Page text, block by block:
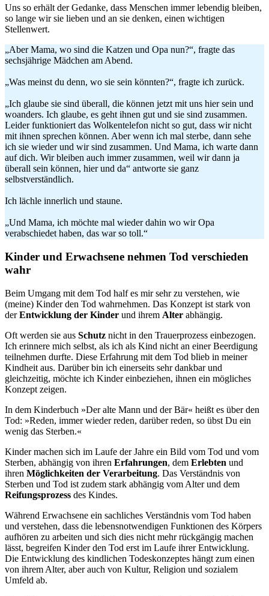
Uns so erhält der Gedanke, dass Menschen immer lebendig bleiben,
so lange wir sie lieben und an sie denken, einen wichtigen
Stellenwert.
„Aber Mama, wo sind die Katzen und Opa nun?“, fragte das
sechsjährige Mädchen am Abend.
„Was meinst du denn, wo sie sein könnten?“, fragte ich zurück.
„Ich glaube sie sind überall, die können jetzt mit uns hier sein und
woanders. Ich glaube, es geht ihnen gut und sie sind zusammen.
Leider funktioniert das Wolkentelefon nicht so gut, dass wir nicht
mit ihnen sprechen können. Aber wenn ich mal sterbe, dann sehe
ich sie wieder und wir sind zusammen. Und Mama, ich warte dann
auf dich. Wir bleiben auch immer zusammen, weil wir dann ja
überall sein können, hier und da“ antworte sie ganz
selbstverständlich.
Ich lächle innerlich und staune.
„Und Mama, ich möchte mal wieder dahin wo wir Opa
verabschiedet haben, das war so toll.“
Kinder und Erwachsene nehmen Tod verschieden
wahr
Beim Umgang mit dem Tod half es mir sehr zu verstehen, wie
(meine) Kinder den Tod wahrnehmen. Das Konzept ist stark von
derEntwicklung der Kinder und ihrem Alter abhängig.
Oft werden sie aus Schutz nicht in den Trauerprozess einbezogen.
Ich erinnere mich selbst, als ich als Kind nicht an einer Beerdigung
teilnehmen durfte. Diese Erfahrung mit dem Tod blieb in meiner
Kindheit aus. Darüber bin ich einerseits sehr dankbar und
gleichzeitig, möchte ich Kinder einbeziehen, ihnen ein mögliches
Konzept zeigen.
In dem Kinderbuch »Der alte Mann und der Bär« heißt es über den
Tod: »Reden, immer wieder reden, darüber reden, so übst Du ein
wenig das Sterben.«
Kinder machen sich im Laufe der Jahre ein Bild vom Tod und vom
Sterben, abhängig von ihren Erfahrungen, dem Erlebten und
ihren Möglichkeiten der Verarbeitung. Das Verständnis von
Sterben und Tod ist zudem stark abhängig vom Alter und dem
Reifungsprozess des Kindes.
Während Erwachsene ein sachliches Verständnis vom Tod haben
und verstehen, dass die lebensnotwendigen Funktionen des Körpers
aufhören zu arbeiten und sich dies nicht mehr rückgängig machen
lässt, begreifen Kinder den Tod erst im Laufe ihrer Entwicklung.
Die Entwicklung des kindlichen Todeskonzeptes hängt zum einen
von ihrem Alter, aber auch von Kultur, Religion und sozialem
Umfeld ab.